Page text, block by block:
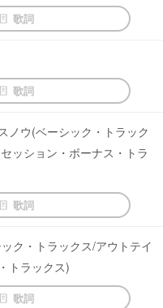
歌詞
歌詞
ノウ(ベーシック・トラック
ッション・ボーナス・トラ
歌詞
ク・トラックス/アウトテイ
トラックス)
歌詞